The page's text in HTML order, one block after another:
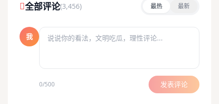
全部评论(3,456) 最热 最新
我
0/500 发表评论